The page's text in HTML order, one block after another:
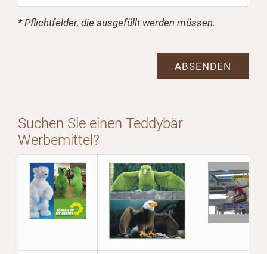
* Pflichtfelder, die ausgefüllt werden müssen.
Suchen Sie einen Teddybär
Werbemittel?